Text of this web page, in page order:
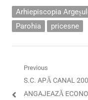
Arhiepiscopia
Parohia
pricesne
Navigare
Previous
Previous
post:
S.C. APĂ CANAL
ANGAJEAZĂ